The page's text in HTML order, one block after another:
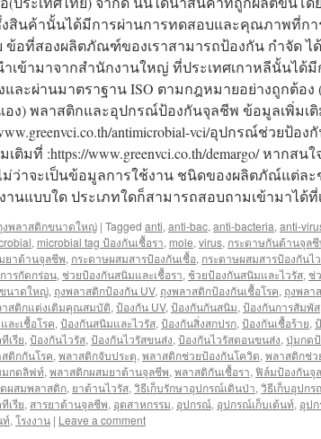
งสินค้านั้นได้มีการผ่านการทดสอบและคุณภาพที่กา
อที่สองผลิตภัณฑ์ของเราสามารถป้องกัน กำจัด ได้
เข้ามาจากสำนักงานใหญ่ ที่ประเทศเกาหลีนั้นได้
และผ่านมาตราฐาน ISO ตามกฎหมายอย่างถูกต้อ
อง) พลาสติกและอุปกรณ์ป้องกันจุลชีพ ข้อมูลเพิ่มเ
antimicrobial-vci/อุปกรณ์ช่วยป้
เติมที่ :https://www.greenvci.co.th/demargo/ หาก
ม่ว่าจะเป็นข้อมูลการใช้งาน ชนิดของผลิตภัณ์แต่ล
านแบบใด ประเภทใดก็สามารถสอบถามเข้ามาได้
งพลาสติกขนาดใหญ่ | Tagged anti, anti-bac, anti-bacteria, anti-
, microbial tag ป้องกันเชื้อรา, mole, virus, กระดาษกันต้านจุล
ยาต้านจุลชีพ, กระดาษผสมสารป้องกันเชื้อ, กระดาษผสมสารป้องกันไ
ารกัดกร่อน, ช่วยป้องกันสนิมและเชื้อรา, ช้วยป้องกันสนิมและไวรัส, ช่
นาดใหญ่, ถุงพลาสติกป้องกัน UV, ถุงพลาสติกป้องกันเชื้อโรค, ถุงพลา
าสติกแต่งเติมคุณสมบัติ, ป้องกัน UV, ป้องกันกันสนิม, ป้องกันการสัมพัส
ละเชื้อโรค, ป้องกันสนิมและไวรัส, ป้องกันสิ่งสกปรก, ป้องกันเชื้อร้าย,
เรีย, ป้องกันไวรัส, ป้องกันไวรัสขนส่ง, ป้องกันไวรัสตอนขนส่ง, ปุ่มกด
ติกกันโรค, พลาสติกจับประตุ, พลาสติกช่วยป้องกันโควิด, พลาสติกช่ว
กดลิฟท์, พลาสติกผสมยาต้านจุลชีพ, พลาสติกันเชื้อรา, ฟิล์มป้องกันจุ
ผสมพลาสติก, ยาต้านไวรัส, วิธีเก็บรักษาอุปกรณ์เดินป่า, วิธีเก็บอุปก
เรีย, สารยาต้านจุลชีพ, อุตสาหกรรม, อุปกรณ์, อุปกรณ์เก็บเต้นท์, อุป
ท์, โรงงาน | Leave a comment